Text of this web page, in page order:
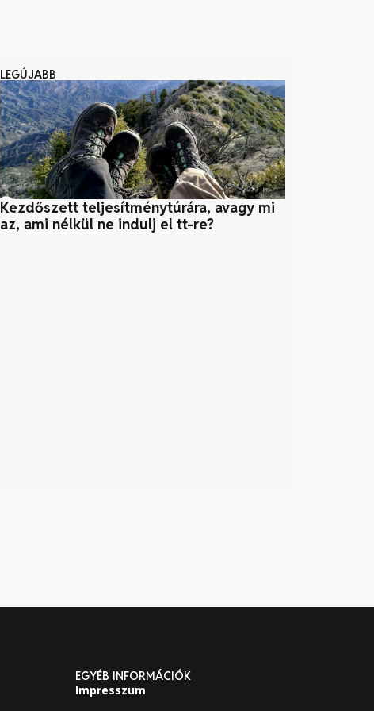
LEGÚJABB
Kezdőszett teljesítménytúrára, avagy mi
az, ami nélkül ne indulj el tt-re?
EGYÉB INFORMÁCIÓK
Impresszum